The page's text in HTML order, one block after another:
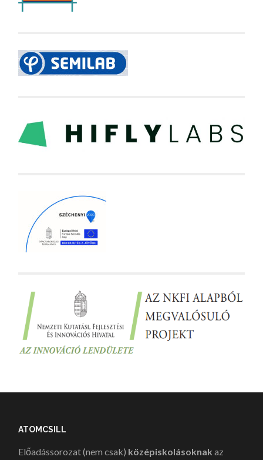
ATOMCSILL
Előadássorozat (nem csak) középiskolásoknak az